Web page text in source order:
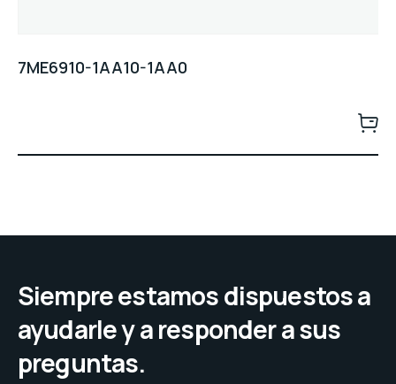
7ME6910-1AA10-1AA0
Siempre estamos dispuestos a
ayudarle y a responder a sus
preguntas.